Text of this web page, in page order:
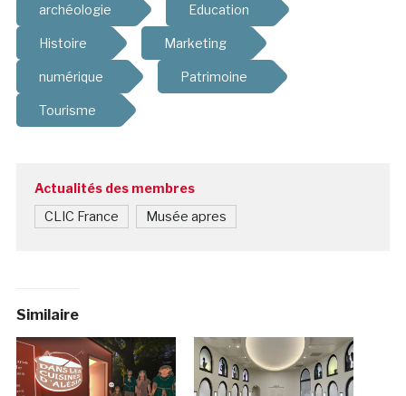
archéologie Education
Histoire Marketing
numérique Patrimoine
Tourisme
Actualités des membres
CLIC France Musée apres
Similaire